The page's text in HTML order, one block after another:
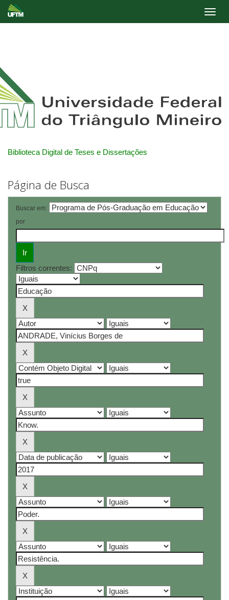
Biblioteca Digital de Teses e Dissertações
Página de Busca
Buscar em:
por
Filtros correntes: